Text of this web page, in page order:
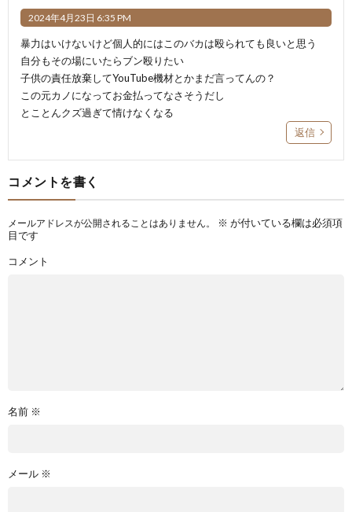
2024年4月23日 6:35 PM
暴力はいけないけど個人的にはこのバカは殴られても良いと思う
自分もその場にいたらブン殴りたい
子供の責任放棄してYouTube機材とかまだ言ってんの？
この元カノになってお金払ってなさそうだし
とことんクズ過ぎて情けなくなる
返信
コメントを書く
メールアドレスが公開されることはありません。 ※ が付いている欄は必須項
目です
コメント
名前 ※
メール ※